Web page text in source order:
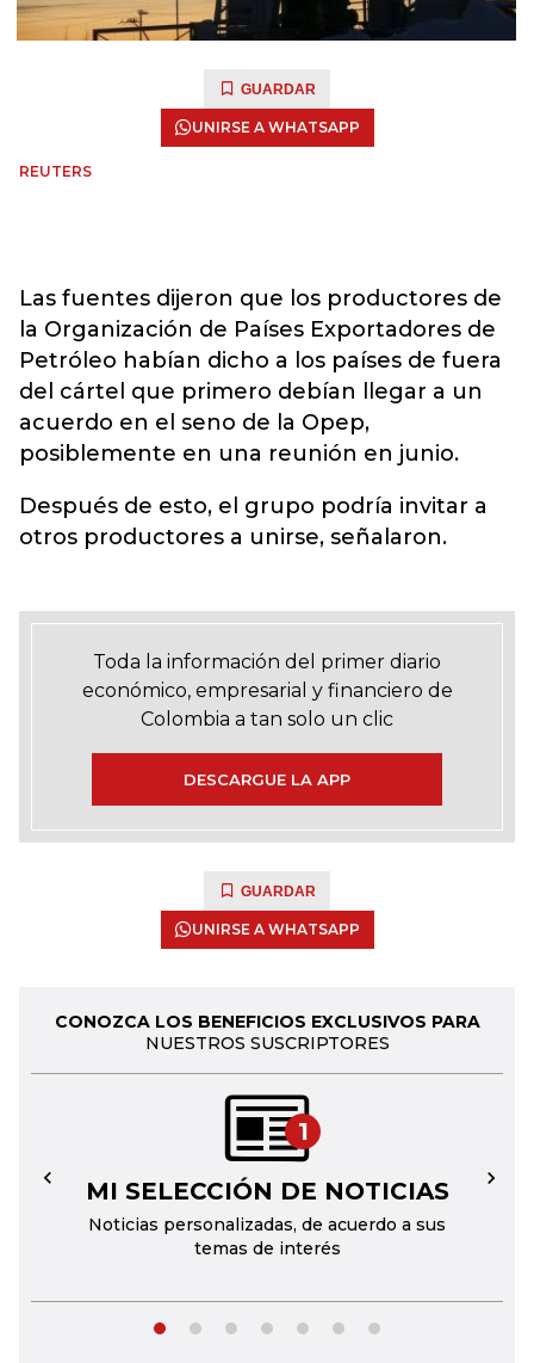
GUARDAR
UNIRSE A WHATSAPP
REUTERS
Las fuentes dijeron que los productores de
la Organización de Países Exportadores de
Petróleo habían dicho a los países de fuera
del cártel que primero debían llegar a un
acuerdo en el seno de la Opep,
posiblemente en una reunión en junio.
Después de esto, el grupo podría invitar a
otros productores a unirse, señalaron.
Toda la información del primer diario
económico, empresarial y financiero de
Colombia a tan solo un clic
DESCARGUE LA APP
GUARDAR
UNIRSE A WHATSAPP
CONOZCA LOS BENEFICIOS EXCLUSIVOS PARA
NUESTROS SUSCRIPTORES
1
MI SELECCIÓN DE NOTICIAS
Noticias personalizadas, de acuerdo a sus
temas de interés
← →